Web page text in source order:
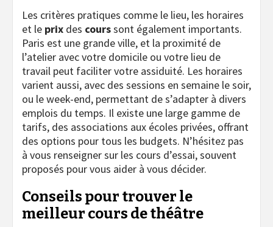
Les critères pratiques comme le lieu, les horaires
et le prix des courssont également importants.
Paris est une grande ville, et la proximité de
l’atelier avec votre domicile ou votre lieu de
travail peut faciliter votre assiduité. Les horaires
varient aussi, avec des sessions en semaine le soir,
ou le week-end, permettant de s’adapter à divers
emplois du temps. Il existe une large gamme de
tarifs, des associations aux écoles privées, offrant
des options pour tous les budgets. N’hésitez pas
à vous renseigner sur les cours d’essai, souvent
proposés pour vous aider à vous décider.
Conseils pour trouver le
meilleur cours de théâtre